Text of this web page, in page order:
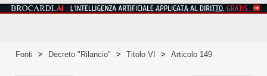
Fonti > Decreto "Rilancio" > Titolo VI > Articolo 149